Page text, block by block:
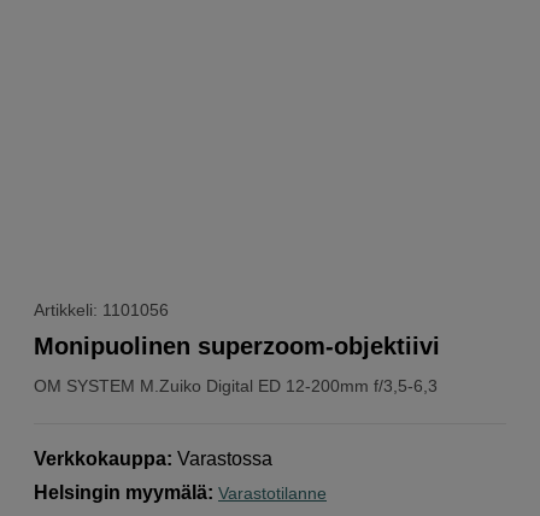
Artikkeli: 1101056
OM SYSTEM M.Zuiko Digital ED 12-200mm f/3,5-6,3
Monipuolinen superzoom-objektiivi
Verkkokauppa: Varastossa
Helsingin myymälä: Varastotilanne